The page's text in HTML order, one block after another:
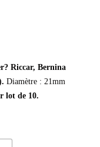
Riccar, Bernina
Diamètre : 21mm
lot de 10.